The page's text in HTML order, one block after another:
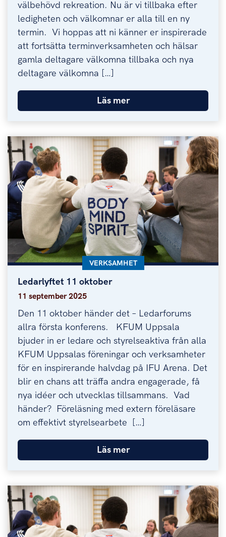
välbehövd rekreation. Nu är vi tillbaka efter
ledigheten och välkomnar er alla till en ny
termin. Vi hoppas att ni känner er inspirerade
att fortsätta terminverksamheten och hälsar
gamla deltagare välkomna tillbaka och nya
deltagare välkomna […]
Läs mer
Ledarlyftet 11 oktober
Ledarlyftet 11 oktober
KATEGORI:
VERKSAMHET
11 september 2025
Den 11 oktober händer det – Ledarforums
allra första konferens. KFUM Uppsala
bjuder in er ledare och styrelseaktiva från alla
KFUM Uppsalas föreningar och verksamheter
för en inspirerande halvdag på IFU Arena. Det
blir en chans att träffa andra engagerade, få
nya idéer och utvecklas tillsammans. Vad
händer? Föreläsning med extern föreläsare
om effektivt styrelsearbete […]
Läs mer